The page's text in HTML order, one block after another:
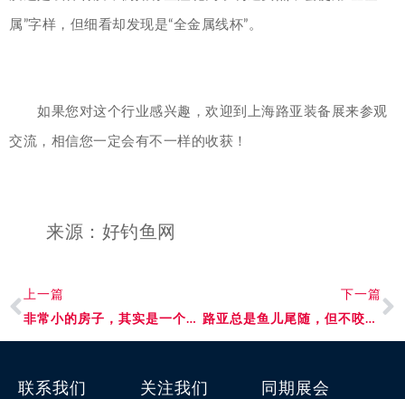
属”字样，但细看却发现是“全金属线杯”。
如果您对这个行业感兴趣，欢迎到上海路亚装备展来参观
交流，相信您一定会有不一样的收获！
来源：好钓鱼网
上一篇
非常小的房子，其实是一个拖挂房车
下一篇
路亚总是鱼儿尾随，但不咬钩该怎么办？
联系我们 关注我们 同期展会